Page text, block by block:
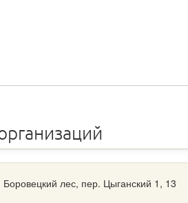
Боровецкий лес, пер. Цыганский 1, 13